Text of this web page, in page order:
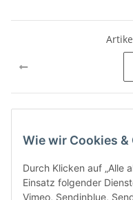
Kategorien
Wie wir Cookies &
Durch Klicken auf „Alle
Einsatz folgender
Vimeo, Sendinblue,